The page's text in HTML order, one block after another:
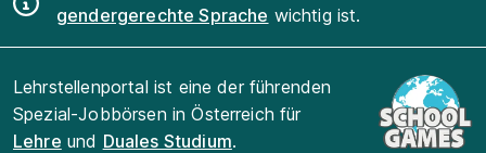
gendergerechte Sprache wichtig ist.
Lehrstellenportal ist eine der führenden
Spezial-Jobbörsen in Österreich für
Lehre und Duales Studium.